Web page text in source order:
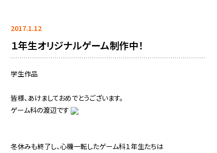
2017.1.12
１年生オリジナルゲーム制作中！
学生作品
皆様、あけましておめでとうございます。
ゲーム科の渡辺です
冬休みも終了し、心機一転したゲーム科１年生たちは